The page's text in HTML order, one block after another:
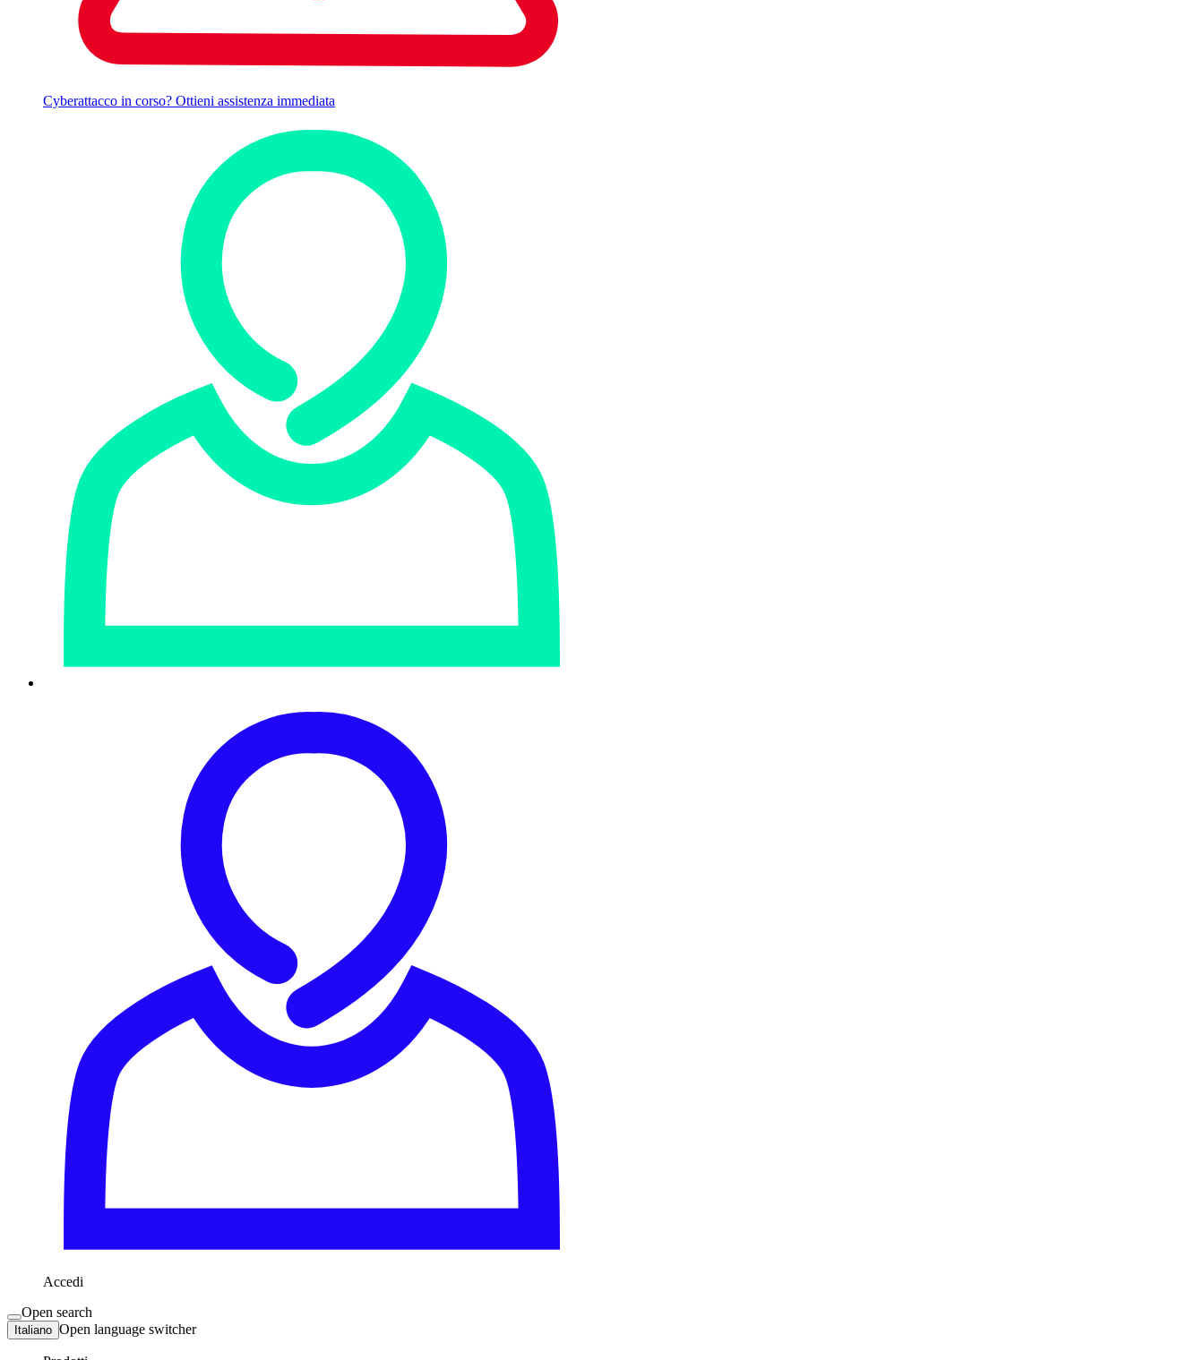
Cyberattacco in corso? Ottieni assistenza immediata
Accedi
Open search
Italiano Open language switcher